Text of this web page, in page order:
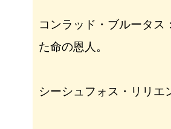
コンラッド・ブルータス
た命の恩人。
シーシュフォス・リリエ